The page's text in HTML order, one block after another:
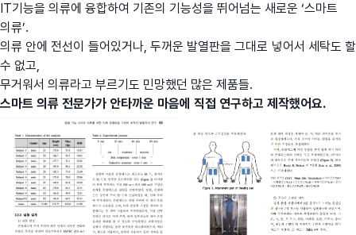
IT기능을 의류에 융합하여 기존의 기능성을 뛰어넘는 새로운 ‘스마트
의류’.
의류 안에 전선이 들어있거나, 두꺼운 발열판을 그대로 넣어서 세탁도 할
수 없고,
무거워서 의류라고 부르기도 민망했던 많은 제품들.
스마트 의류 전문가가 안타까운 마음에 직접 연구하고 제작했어요.